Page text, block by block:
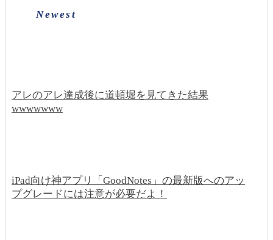
Newest
アレのアレ達成後に道頓堀を見てきた結果
wwwwwww
iPad向け神アプリ「GoodNotes」の最新版へのアッ
プグレードには注意が必要だよ！